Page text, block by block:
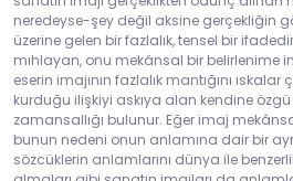
neredeyse-şey değil aksine gerçekliğin
üzerine gelen bir fazlalık, tensel bir
mıhlayan, onu mekânsal bir belirlenime
eserin imajının fazlalık mantığını
kurduğu ilişkiyi askıya alan kendine özgü
zamansallığı bulunur. Eğer imaj
bunun nedeni onun anlamına dair bir
sözcüklerin anlamlarını dünya ile